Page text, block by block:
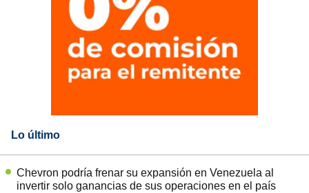
Lo último
Chevron podría frenar su expansión en Venezuela al
invertir solo ganancias de sus operaciones en el país